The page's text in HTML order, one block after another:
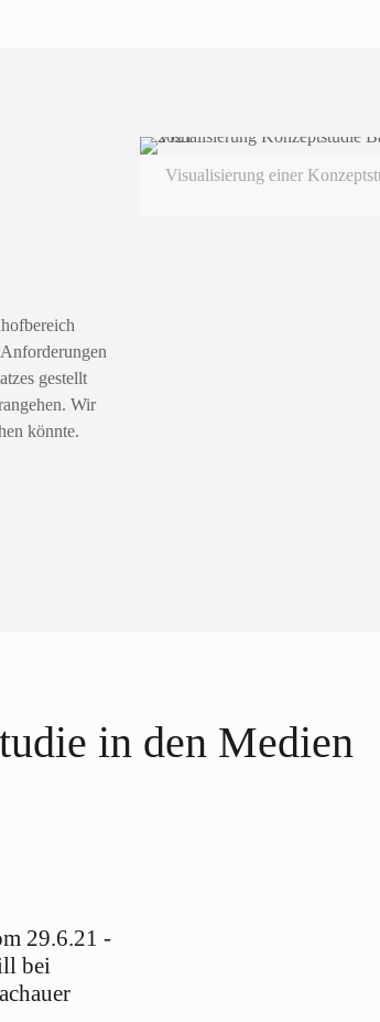
gestellt
Wir
könnte.
Visualisierung einer
in den Medien
29.6.21 -
bei